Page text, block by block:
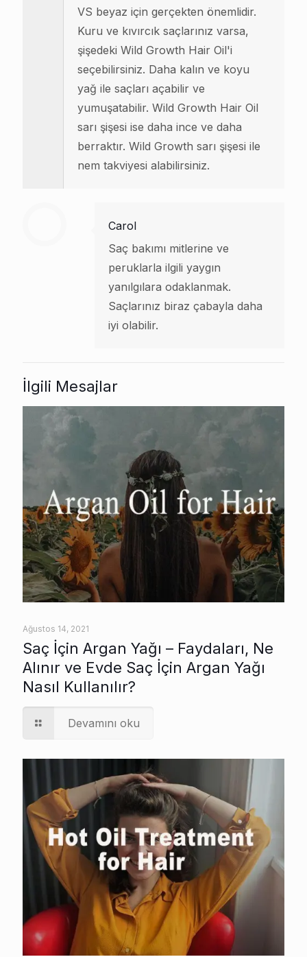
VS beyaz için gerçekten önemlidir.
Kuru ve kıvırcık saçlarınız varsa,
şişedeki Wild Growth Hair Oil'i
seçebilirsiniz. Daha kalın ve koyu
yağ ile saçları açabilir ve
yumuşatabilir. Wild Growth Hair Oil
sarı şişesi ise daha ince ve daha
berraktır. Wild Growth sarı şişesi ile
nem takviyesi alabilirsiniz.
Carol
Saç bakımı mitlerine ve
peruklarla ilgili yaygın
yanılgılara odaklanmak.
Saçlarınız biraz çabayla daha
iyi olabilir.
İlgili Mesajlar
Ağustos 14, 2021
Saç İçin Argan Yağı – Faydaları, Ne
Alınır ve Evde Saç İçin Argan Yağı
Nasıl Kullanılır?
Devamını oku